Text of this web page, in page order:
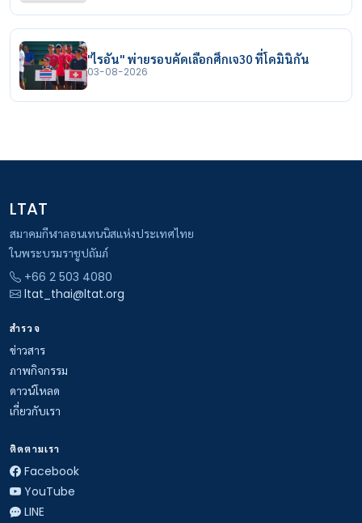
"ไรอัน" พ่ายรอบคัดเลือกศึกเจ30 ที่โดมินิกัน
03-08-2026
LTAT
สมาคมกีฬาลอนเทนนิสแห่งประเทศไทย
ในพระบรมราชูปถัมภ์
+66 2 503 4080
ltat_thai@ltat.org
สำรวจ
ข่าวสาร
ภาพกิจกรรม
ดาวน์โหลด
เกี่ยวกับเรา
ติดตามเรา
Facebook
YouTube
LINE